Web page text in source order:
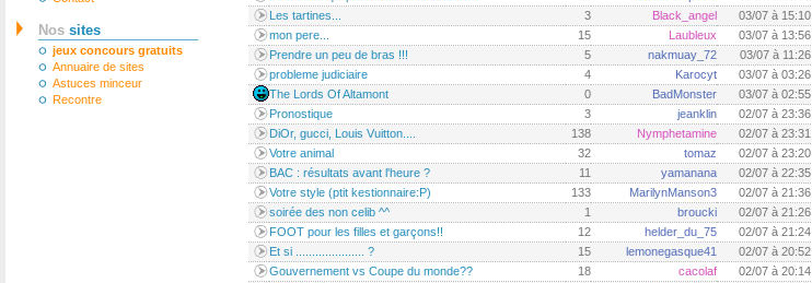
Nos sites
jeux concours gratuits
Annuaire de sites
Astuces minceur
Recontre
Les tartines...
3 Black_angel
03/07 à 15:10
mon pere...
15 Laubleux
03/07 à 13:56
Prendre un peu de bras !!!
5 nakmuay_72
03/07 à 11:26
probleme judiciaire
4 Karocyt
03/07 à 03:26
The Lords Of Altamont
0 BadMonster
03/07 à 02:55
Pronostique
3 jeanklin
02/07 à 23:36
DiOr, gucci, Louis Vuitton....
138 Nymphetamine
02/07 à 23:31
Votre animal
32 tomaz
02/07 à 23:20
BAC : résultats avant l'heure ?
11 yamanana
02/07 à 22:35
Votre style (ptit kestionnaire:P)
133 MarilynManson3
02/07 à 21:36
soirée des non celib ^^
1 broucki
02/07 à 21:26
FOOT pour les filles et garçons!!
12 helder_du_75
02/07 à 21:24
Et si ..................... ?
15 lemonegasque41
02/07 à 20:52
Gouvernement vs Coupe du monde??
18 cacolaf
02/07 à 20:14